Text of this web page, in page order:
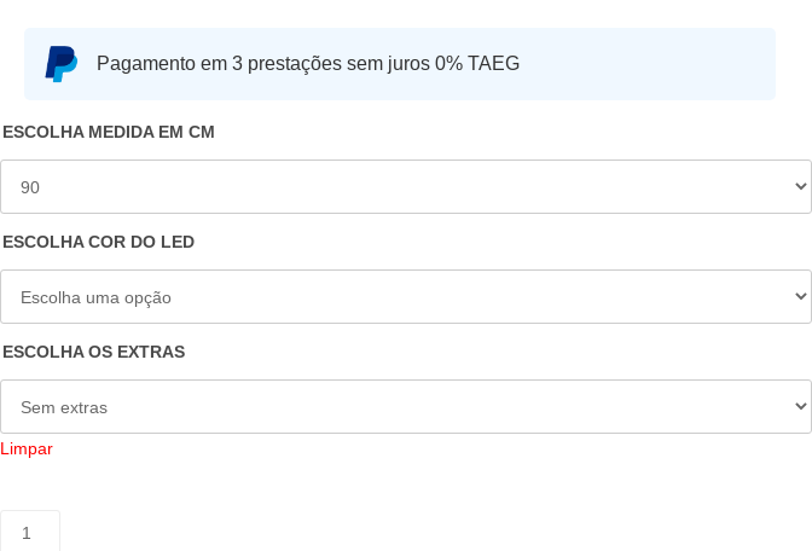
Pagamento em 3 prestações sem juros 0% TAEG
ESCOLHA MEDIDA EM CM
ESCOLHA COR DO LED
ESCOLHA OS EXTRAS
Limpar